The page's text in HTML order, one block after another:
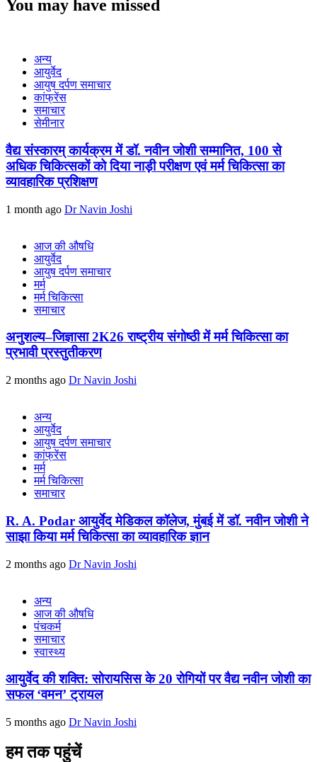
You may have missed
अन्य
आयुर्वेद
आयुष दर्पण समाचार
कांफ्रेंस
समाचार
सेमीनार
वैद्य संस्कारम् कार्यक्रम में डॉ. नवीन जोशी सम्मानित, 100 से
अधिक चिकित्सकों को दिया नाड़ी परीक्षण एवं मर्म चिकित्सा का
व्यावहारिक प्रशिक्षण
1 month ago Dr Navin Joshi
आज की औषधि
आयुर्वेद
आयुष दर्पण समाचार
मर्म
मर्म चिकित्सा
समाचार
अनुशल्य–जिज्ञासा 2K26 राष्ट्रीय संगोष्ठी में मर्म चिकित्सा का
प्रभावी प्रस्तुतीकरण
2 months ago Dr Navin Joshi
अन्य
आयुर्वेद
आयुष दर्पण समाचार
कांफ्रेंस
मर्म
मर्म चिकित्सा
समाचार
R. A. Podar आयुर्वेद मेडिकल कॉलेज, मुंबई में डॉ. नवीन जोशी ने
साझा किया मर्म चिकित्सा का व्यावहारिक ज्ञान
2 months ago Dr Navin Joshi
अन्य
आज की औषधि
पंचकर्म
समाचार
स्वास्थ्य
आयुर्वेद की शक्ति: सोरायसिस के 20 रोगियों पर वैद्य नवीन जोशी का
सफल ‘वमन’ ट्रायल
5 months ago Dr Navin Joshi
हम तक पहुंचें